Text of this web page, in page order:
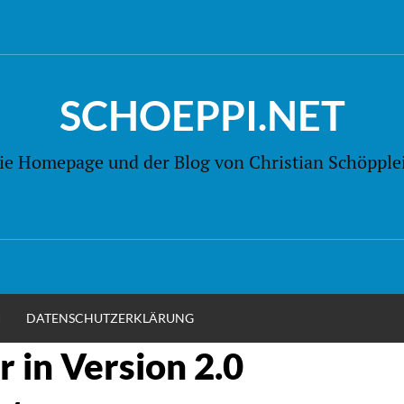
SCHOEPPI.NET
Homepage und der Blog von Christian
DATENSCHUTZERKLÄRUNG
in Version 2.0